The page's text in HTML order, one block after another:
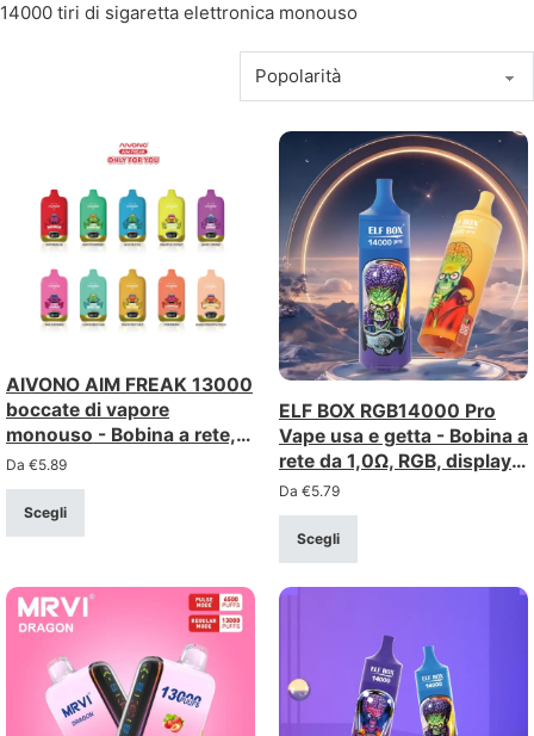
14000 tiri di sigaretta elettronica monouso
AIVONO AIM FREAK 13000
boccate di vapore
monouso - Bobina a rete,
display LCD
Da €5.89
Scegli
ELF BOX RGB14000 Pro
Vape usa e getta - Bobina a
rete da 1,0Ω, RGB, display a
LED
Da €5.79
Scegli